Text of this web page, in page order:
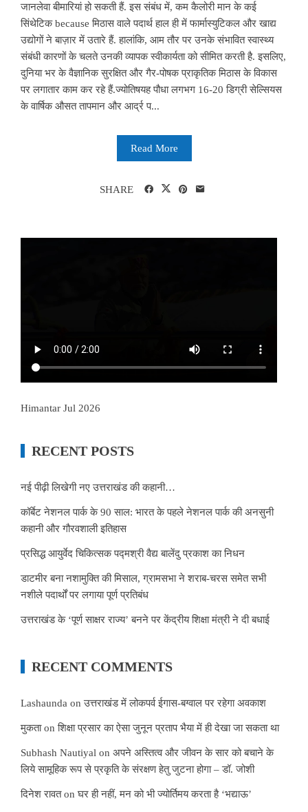
जानलेवा बीमारियां हो सकती हैं. इस संबंध में, कम कैलोरी मान के कई
सिंथेटिक because मिठास वाले पदार्थ हाल ही में फार्मास्युटिकल और खाद्य
उद्योगों ने बाज़ार में उतारे हैं. हालांकि, आम तौर पर उनके संभावित स्वास्थ्य
संबंधी कारणों के चलते उनकी व्यापक स्वीकार्यता को सीमित करती है. इसलिए,
दुनिया भर के वैज्ञानिक सुरक्षित और गैर-पोषक प्राकृतिक मिठास के विकास
पर लगातार काम कर रहे हैं.ज्योतिषयह पौधा लगभग 16-20 डिग्री सेल्सियस
के वार्षिक औसत तापमान और आर्द्र प...
Read More
SHARE
Himantar Jul 2026
RECENT POSTS
नई पीढ़ी लिखेगी नए उत्तराखंड की कहानी…
कॉर्बेट नेशनल पार्क के 90 साल: भारत के पहले नेशनल पार्क की अनसुनी
कहानी और गौरवशाली इतिहास
प्रसिद्ध आयुर्वेद चिकित्सक पद्मश्री वैद्य बालेंदु प्रकाश का निधन
डाटमीर बना नशामुक्ति की मिसाल, ग्रामसभा ने शराब-चरस समेत सभी
नशीले पदार्थों पर लगाया पूर्ण प्रतिबंध
उत्तराखंड के ‘पूर्ण साक्षर राज्य’ बनने पर केंद्रीय शिक्षा मंत्री ने दी बधाई
RECENT COMMENTS
Lashaunda onउत्तराखंड में लोकपर्व ईगास-बग्वाल पर रहेगा अवकाश
मुकताonशिक्षा प्रसार का ऐसा जुनून प्रताप भैया में ही देखा जा सकता था
Subhash Nautiyal on अपने अस्तित्व और जीवन के सार को बचाने के
लिये सामूहिक रूप से प्रकृति के संरक्षण हेतु जुटना होगा – डॉ. जोशी
दिनेश रावतonघर ही नहीं, मन को भी ज्योर्तिमय करता है ‘भद्याऊ’